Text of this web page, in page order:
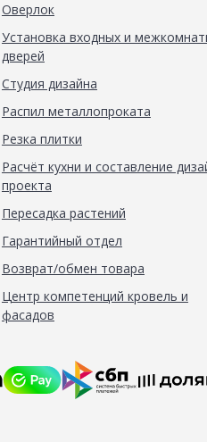
Оверлок
Установка входных и
дверей
Студия дизайна
Распил металлопроката
Резка плитки
Расчёт кухни и составление
проекта
Пересадка растений
Гарантийный отдел
Возврат/обмен товара
Центр компетенций кровель и
фасадов